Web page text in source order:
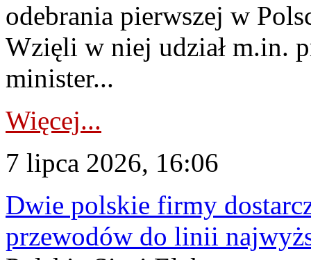
odebrania pierwszej w
Wzięli w niej udział m.in.
minister...
Więcej...
7 lipca 2026, 16:06
Dwie polskie firmy
przewodów do linii